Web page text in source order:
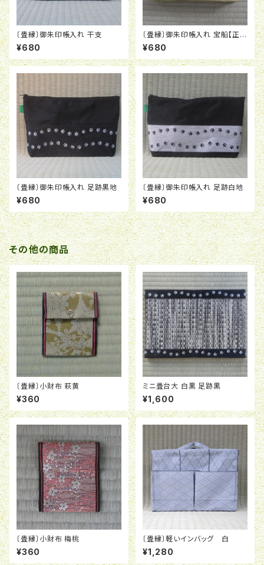
〔畳縁〕御朱印帳入れ 干支
¥680
〔畳縁〕御朱印帳入れ 宝船【正月
おすすめ】
¥680
〔畳縁〕御朱印帳入れ 足跡黒地
¥680
〔畳縁〕御朱印帳入れ 足跡白地
¥680
その他の商品
〔畳縁〕小財布 萩黄
¥360
ミニ畳台大 白黒 足跡黒
¥1,600
〔畳縁〕小財布 梅桃
¥360
〔畳縁〕軽いインバッグ 白
¥1,280